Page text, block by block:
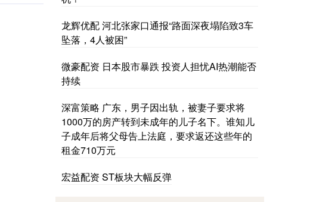
龙辉优配 河北张家口通报“路面深夜塌陷致3车
坠落，4人被困”
微豪配资 日本股市暴跌 投资人担忧AI热潮能否
持续
深富策略 广东，男子因出轨，被妻子要求将
1000万的房产转到未成年的儿子名下。谁知儿
子成年后将父母告上法庭，要求返还这些年的
租金710万元
宏益配资 ST板块大幅反弹